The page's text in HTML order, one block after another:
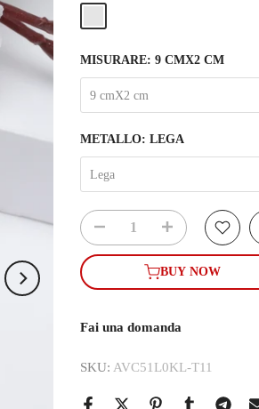
MISURARE: 9 CMX2 CM
9 cmX2 cm
METALLO: LEGA
Lega
BUY NOW
Fai una domanda
SKU: AVC51L0KL-T11